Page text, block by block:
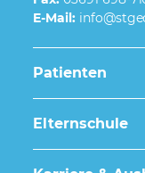
E-Mail:
Patienten
Elternschule